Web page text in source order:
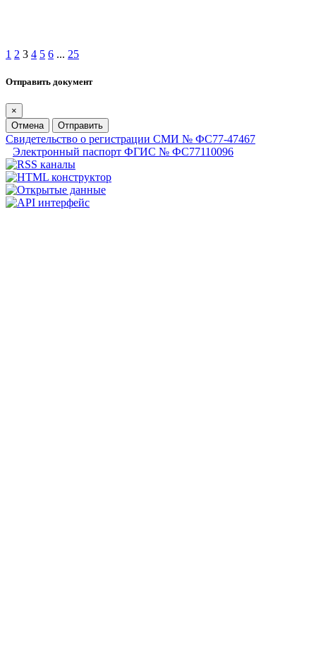
1 2 3 4 5 6 ... 25
Отправить документ
×
Отмена
Отправить
Свидетельство о регистрации СМИ № ФС77-47467
Электронный паспорт ФГИС № ФС77110096